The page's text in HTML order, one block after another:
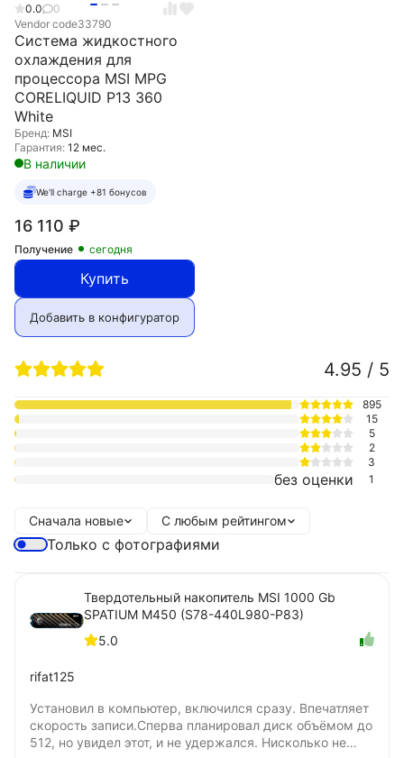
0.0
0
Vendor code33790
Система жидкостного
охлаждения для
процессора MSI MPG
CORELIQUID P13 360
White
Бренд: MSI
Гарантия: 12 мес.
В наличии
We'll charge +81 бонусов
16 110 ₽
Получение сегодня
Купить
Добавить в конфигуратор
4.95 / 5
895
15
5
2
3
без оценки 1
Сначала новые С любым рейтингом
Только с фотографиями
Твердотельный накопитель MSI 1000 Gb
SPATIUM M450 (S78-440L980-P83)
5.0
rifat125
Установил в компьютер, включился сразу. Впечатляет
скорость записи.Сперва планировал диск объёмом до
512, но увидел этот, и не удержался. Нисколько не